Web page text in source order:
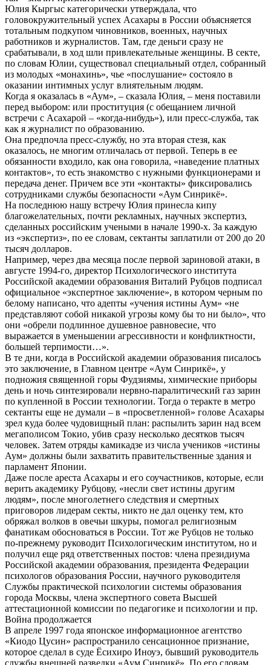
Юлия Кыргыс категорически утверждала, что
головокружительный успех Асахары в России объясняется
тотальным подкупом чиновников, военных, научных
работников и журналистов. Там, где деньги сразу не
срабатывали, в ход шли привлекательные женщины. В секте,
по словам Юлии, существовал специальный отдел, собранный
из молодых «монахинь», чье «послушание» состояло в
оказании интимных услуг влиятельным людям.
Когда я оказалась в «Аум», – сказала Юлия, – меня поставили
перед выбором: или проституция (с обещанием личной
встречи с Асахарой – «когда-нибудь»), или пресс-служба, так
как я журналист по образованию.
Она предпочла пресс-службу, но эта вторая стезя, как
оказалось, не многим отличалась от первой. Теперь в ее
обязанности входило, как она говорила, «наведение платных
контактов», то есть знакомство с нужными функционерами и
передача денег. Причем все эти «контакты» фиксировались
сотрудниками службы безопасности «Аум Синрикё».
На последнюю нашу встречу Юлия принесла кипу
благожелательных, почти рекламных, научных экспертиз,
сделанных российским учеными в начале 1990-х. За каждую
из «экспертиз», по ее словам, сектанты заплатили от 200 до 20
тысяч долларов.
Например, через два месяца после первой зариновой атаки, в
августе 1994-го, директор Психологического института
Российской академии образования Виталий Рубцов подписал
официальное «экспертное заключение», в котором черным по
белому написано, что адепты «учения истины Аум» «не
представляют собой никакой угрозы кому бы то ни было», что
они «обрели подлинное душевное равновесие, что
выражается в уменьшении агрессивности и конфликтности,
большей терпимости…».
В те дни, когда в Российской академии образования писалось
это заключение, в Главном центре «Аум Синрикё», у
подножия священной горы Фудзиямы, химические приборы
день и ночь синтезировали нервно-паралитический газ зарин
по купленной в России технологии. Тогда о теракте в метро
сектанты еще не думали – в «просветленной» голове Асахары
зрел куда более чудовищный план: распылить зарин над всем
мегаполисом Токио, убив сразу несколько десятков тысяч
человек. Затем отряды камикадзе из числа учеников «истины
Аум» должны были захватить правительственные здания и
парламент Японии.
Даже после ареста Асахары и его соучастников, которые, если
верить академику Рубцову, «несли свет истины другим
людям», после многолетнего следствия и смертных
приговоров лидерам секты, никто не дал оценку тем, кто
обряжал волков в овечьи шкуры, помогал религиозным
фанатикам обосноваться в России. Тот же Рубцов не только
по-прежнему руководит Психологическим институтом, но и
получил еще ряд ответственных постов: члена президиума
Российской академии образования, президента Федерации
психологов образования России, научного руководителя
Службы практической психологии системы образования
города Москвы, члена экспертного совета Высшей
аттестационной комиссии по педагогике и психологии и пр.
Война продолжается
В апреле 1997 года японское информационное агентство
«Киодо Цусин» распространило сенсационное признание,
которое сделал в суде Ёсихиро Иноуэ, бывший руководитель
службы внешней разведки «Аум Синрикё». По его словам,